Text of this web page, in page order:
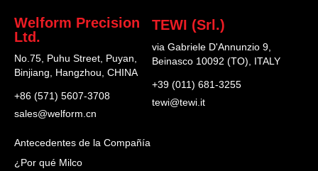
Welform Precision
Ltd.
No.75, Puhu Street, Puyan,
Binjiang, Hangzhou, CHINA
+86 (571) 5607-3708
sales@welform.cn
TEWI (Srl.)
via Gabriele D'Annunzio 9,
Beinasco 10092 (TO), ITALY
+39 (011) 681-3255
tewi@tewi.it
Antecedentes de la Compañía
¿Por qué Milco